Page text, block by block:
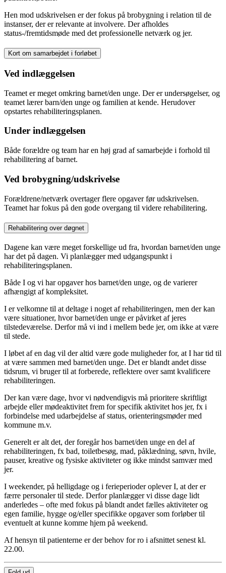
Hen mod udskrivelsen er der fokus på brobygning i relation til de
instanser, der er relevante at involvere. Der afholdes
status-/fremtidsmøde med det professionelle netværk og jer.
Kort om samarbejdet i forløbet
Ved indlæggelsen
Teamet er meget omkring barnet/den unge. Der er undersøgelser, og
teamet lærer barn/den unge og familien at kende. Herudover
opstartes rehabiliteringsplanen.
Under indlæggelsen
Både forældre og team har en høj grad af samarbejde i forhold til
rehabilitering af barnet.
Ved brobygning/udskrivelse
Forældrene/netværk overtager flere opgaver før udskrivelsen.
Teamet har fokus på den gode overgang til videre rehabilitering.
Rehabilitering over døgnet
Dagene kan være meget forskellige ud fra, hvordan barnet/den unge
har det på dagen. Vi planlægger med udgangspunkt i
rehabiliteringsplanen.
Både I og vi har opgaver hos barnet/den unge, og de varierer
afhængigt af kompleksitet.
I er velkomne til at deltage i noget af rehabiliteringen, men der kan
være situationer, hvor barnet/den unge er påvirket af jeres
tilstedeværelse. Derfor må vi ind i mellem bede jer, om ikke at være
til stede.
I løbet af en dag vil der altid være gode muligheder for, at I har tid til
at være sammen med barnet/den unge. Det er blandt andet disse
tidsrum, vi bruger til at forberede, reflektere over samt kvalificere
rehabiliteringen.
Der kan være dage, hvor vi nødvendigvis må prioritere skriftligt
arbejde eller mødeaktivitet frem for specifik aktivitet hos jer, fx i
forbindelse med udarbejdelse af status, orienteringsmøder med
kommune m.v.
Generelt er alt det, der foregår hos barnet/den unge en del af
rehabiliteringen, fx bad, toiletbesøg, mad, påklædning, søvn, hvile,
pauser, kreative og fysiske aktiviteter og ikke mindst samvær med
jer.
I weekender, på helligdage og i ferieperioder oplever I, at der er
færre personaler til stede. Derfor planlægger vi disse dage lidt
anderledes – ofte med fokus på blandt andet fælles aktiviteter og
egen familie, hygge og/eller specifikke opgaver som forløber til
eventuelt at kunne komme hjem på weekend.
Af hensyn til patienterne er der behov for ro i afsnittet senest kl.
22.00.